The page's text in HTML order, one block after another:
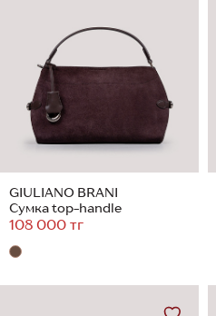
GIULIANO BRANI
Сумка top-handle
108 000 тг